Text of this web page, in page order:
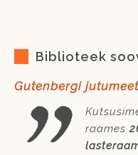
Biblioteek
Gutenbergi
raames